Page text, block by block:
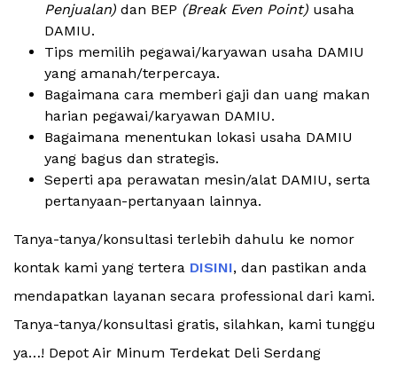
Penjualan) dan BEP (Break Even Point) usaha
DAMIU.
Tips memilih pegawai/karyawan usaha DAMIU
yang amanah/terpercaya.
Bagaimana cara memberi gaji dan uang makan
harian pegawai/karyawan DAMIU.
Bagaimana menentukan lokasi usaha DAMIU
yang bagus dan strategis.
Seperti apa perawatan mesin/alat DAMIU, serta
pertanyaan-pertanyaan lainnya.
Tanya-tanya/konsultasi terlebih dahulu ke nomor
kontak kami yang tertera DISINI, dan pastikan anda
mendapatkan layanan secara professional dari kami.
Tanya-tanya/konsultasi gratis, silahkan, kami tunggu
ya…! Depot Air Minum Terdekat Deli Serdang